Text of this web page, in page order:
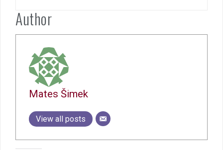
Author
Mates Šimek
View all posts